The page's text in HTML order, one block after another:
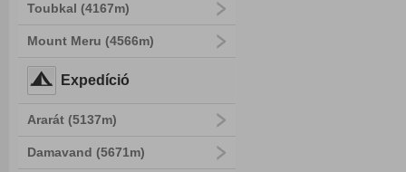
Toubkal (4167m)
Mount Meru (4566m)
Expedíció
Ararát (5137m)
Damavand (5671m)